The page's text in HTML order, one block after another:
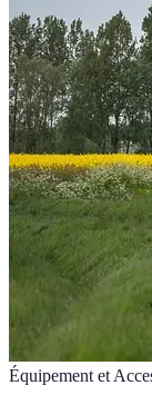
Équipement et